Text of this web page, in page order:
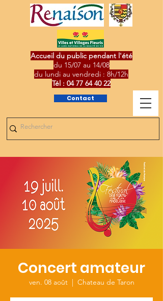
Contact
Accueil du public pendant l'été
du 15/07 au 14/08
du lundi au vendredi : 8h/12h
Tél : 04 77 64 40 22
Concert amateur
ven. 08 août
  |
Chateau de Taron